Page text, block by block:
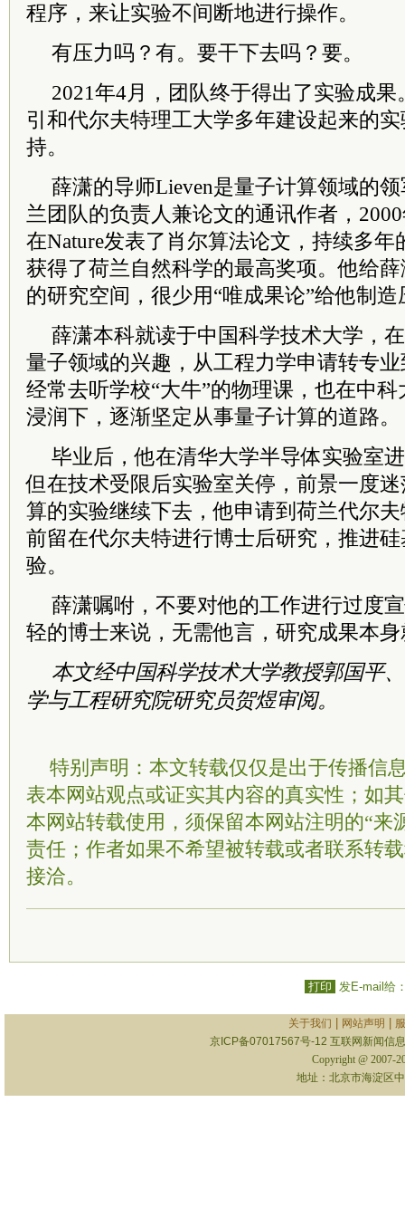
程序，来让实验不间断地进行操作。
有压力吗？有。要干下去吗？要。
2021年4月，团队终于得出了实验成
引和代尔夫特理工大学多年建设起来的
持。
薛潇的导师Lieven是量子计算领域的
兰团队的负责人兼论文的通讯作者，
在Nature发表了肖尔算法论文，持续多
获得了荷兰自然科学的最高奖项。他给
的研究空间，很少用“唯成果论”给他制造
薛潇本科就读于中国科学技术大学，
量子领域的兴趣，从工程力学申请转专
经常去听学校“大牛”的物理课，也在中
浸润下，逐渐坚定从事量子计算的道路。
毕业后，他在清华大学半导体实验室
但在技术受限后实验室关停，前景一度
算的实验继续下去，他申请到荷兰代尔
前留在代尔夫特进行博士后研究，推进
验。
薛潇嘱咐，不要对他的工作进行过度
轻的博士来说，无需他言，研究成果本
本文经中国科学技术大学教授郭国平
学与工程研究院研究员贺煜审阅。
特别声明：本文转载仅仅是出于传播信
表本网站观点或证实其内容的真实性；如
本网站转载使用，须保留本网站注明的“来
责任；作者如果不希望被转载或者联系转
接洽。
打印 发E-mail给
关于我们 网站声明
京ICP备07017567号-12 互联网新闻信
Copyright @ 2007-
地址：北京市海淀区